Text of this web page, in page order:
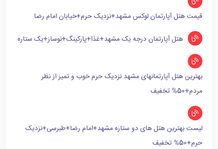
قیمت هتل آپارتمان لوکس مشهد+نزدیک حرم+خیابان امام رضا
هتل آپارتمان درجه یک مشهد+غذا+پارکینگ+نوساز+یک ستاره
بهترین هتل آپارتمانهای مشهد نزدیک حرم خوب و تمیز از نظر
مردم+50% تخفیف
لیست بهترین هتل های دو ستاره مشهد+امام رضا+طبرسی+نزدیک
حرم+50% تخفیف